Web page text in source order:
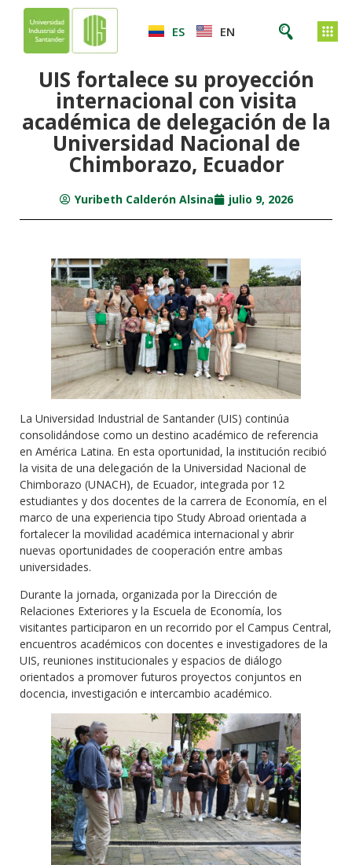
ES EN
UIS fortalece su proyección
internacional con visita
académica de delegación de la
Universidad Nacional de
Chimborazo, Ecuador
Yuribeth Calderón Alsina julio 9, 2026
La Universidad Industrial de Santander (UIS) continúa
consolidándose como un destino académico de referencia
en América Latina. En esta oportunidad, la institución recibió
la visita de una delegación de la Universidad Nacional de
Chimborazo (UNACH), de Ecuador, integrada por 12
estudiantes y dos docentes de la carrera de Economía, en el
marco de una experiencia tipo Study Abroad orientada a
fortalecer la movilidad académica internacional y abrir
nuevas oportunidades de cooperación entre ambas
universidades.
Durante la jornada, organizada por la Dirección de
Relaciones Exteriores y la Escuela de Economía, los
visitantes participaron en un recorrido por el Campus Central,
encuentros académicos con docentes e investigadores de la
UIS, reuniones institucionales y espacios de diálogo
orientados a promover futuros proyectos conjuntos en
docencia, investigación e intercambio académico.